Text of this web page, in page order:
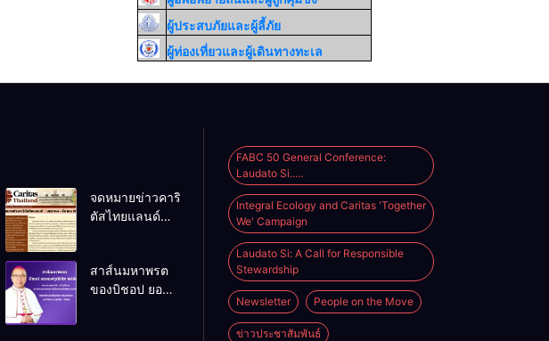
ผู้ประสบภัยและผู้ลี้ภัย
ผู้ท่องเที่ยวและผู้เดินทางทะเล
จดหมายข่าวคาริ
ตัสไทยแลนด์
สาส์นมหาพรต
ของบิชอป ยอ
FABC 50 General Conference:
Laudato Si.....
Integral Ecology and Caritas 'Together
We' Campaign
Laudato Si: A Call for Responsible
Stewardship
Newsletter People on the Move
ข่าวประชาสัมพันธ์